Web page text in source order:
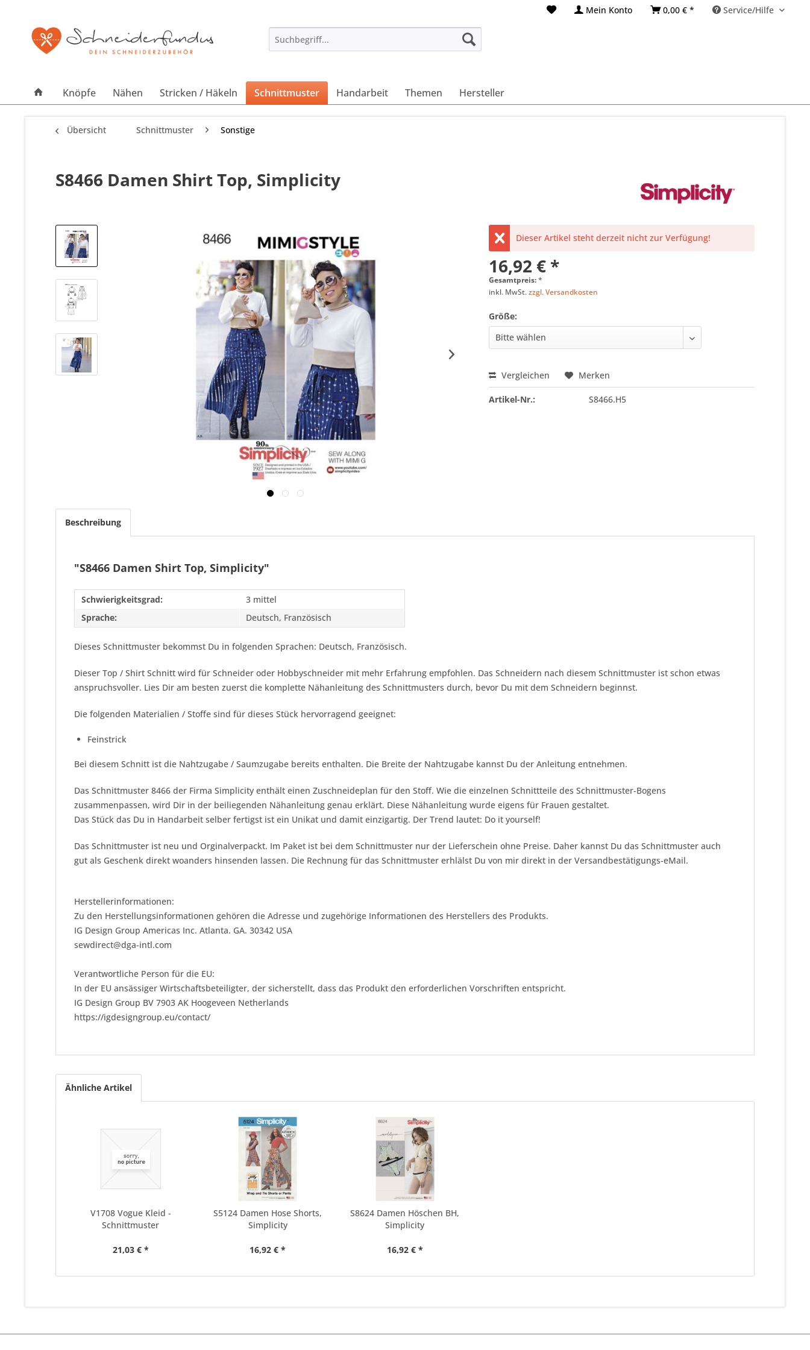
Mein Konto 0,00 € * Service/Hilfe
Knöpfe Nähen Stricken / Häkeln Schnittmuster Handarbeit Themen Hersteller
Übersicht Schnittmuster Sonstige
S8466 Damen Shirt Top, Simplicity
Dieser Artikel steht derzeit nicht zur Verfügung!
16,92 € *
Gesamtpreis:*
inkl. MwSt.zzgl. Versandkosten
Größe:
Vergleichen Merken
Artikel-Nr.: S8466.H5
Beschreibung
"S8466 Damen Shirt Top, Simplicity"
Schwierigkeitsgrad:
3 mittel
Sprache:
Deutsch, Französisch
Dieses Schnittmuster bekommst Du in folgenden Sprachen: Deutsch, Französisch.
Dieser Top / Shirt Schnitt wird für Schneider oder Hobbyschneider mit mehr Erfahrung empfohlen. Das Schneidern nach diesem Schnittmuster ist schon etwas
anspruchsvoller. Lies Dir am besten zuerst die komplette Nähanleitung des Schnittmusters durch, bevor Du mit dem Schneidern beginnst.
Die folgenden Materialien / Stoffe sind für dieses Stück hervorragend geeignet:
Feinstrick
Bei diesem Schnitt ist die Nahtzugabe / Saumzugabe bereits enthalten. Die Breite der Nahtzugabe kannst Du der Anleitung entnehmen.
Das Schnittmuster 8466 der Firma Simplicity enthält einen Zuschneideplan für den Stoff. Wie die einzelnen Schnittteile des Schnittmuster-Bogens
zusammenpassen, wird Dir in der beiliegenden Nähanleitung genau erklärt. Diese Nähanleitung wurde eigens für Frauen gestaltet.
Das Stück das Du in Handarbeit selber fertigst ist ein Unikat und damit einzigartig. Der Trend lautet: Do it yourself!
Das Schnittmuster ist neu und Orginalverpackt. Im Paket ist bei dem Schnittmuster nur der Lieferschein ohne Preise. Daher kannst Du das Schnittmuster auch
gut als Geschenk direkt woanders hinsenden lassen. Die Rechnung für das Schnittmuster erhlälst Du von mir direkt in der Versandbestätigungs-eMail.
Herstellerinformationen:
Zu den Herstellungsinformationen gehören die Adresse und zugehörige Informationen des Herstellers des Produkts.
IG Design Group Americas Inc. Atlanta. GA. 30342 USA
sewdirect@dga-intl.com
Verantwortliche Person für die EU:
In der EU ansässiger Wirtschaftsbeteiligter, der sicherstellt, dass das Produkt den erforderlichen Vorschriften entspricht.
IG Design Group BV 7903 AK Hoogeveen Netherlands
https://igdesigngroup.eu/contact/
Ähnliche Artikel
V1708 Vogue Kleid -
Schnittmuster
21,03 € *
S5124 Damen Hose Shorts,
Simplicity
16,92 € *
S8624 Damen Höschen BH,
Simplicity
16,92 € *